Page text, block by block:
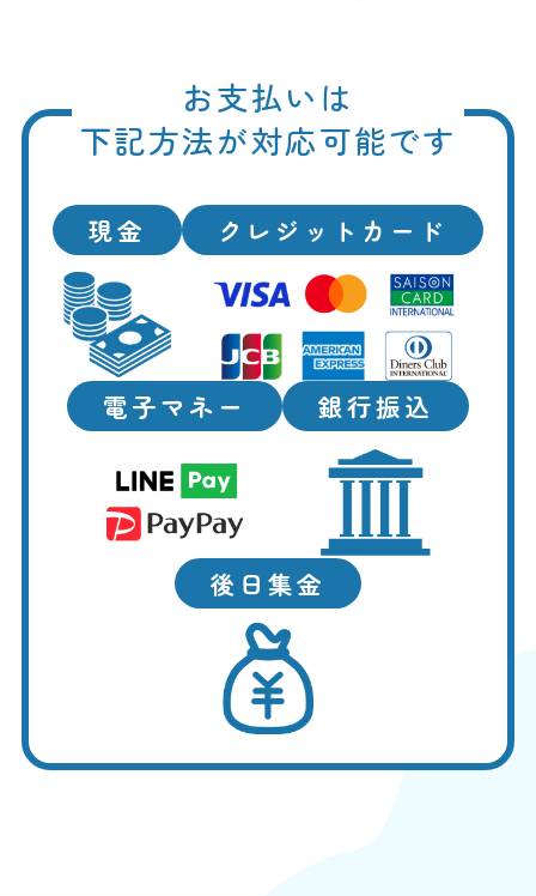
お支払いは
下記方法が対応可能です
現金 クレジットカード
電子マネー 銀行振込
後日集金